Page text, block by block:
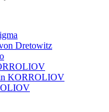
Dretowitz
KORROLIOV